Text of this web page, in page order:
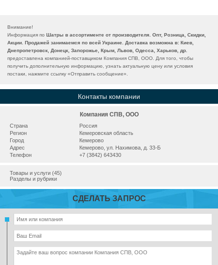
Внимание!
Информация по Шатры в ассортименте от производителя. Опт, Розница, Скидки,
Акции. Продажей занимаемся по всей Украине. Доставка возможна в: Киев,
Днепропетровск, Донецк, Запорожье, Крым, Львов, Одесса, Харьков, др.
предоставлена компанией-поставщиком Компания СПВ, ООО. Для того, чтобы
получить дополнительную информацию, узнать актуальную цену или условия
постаки, нажмите ссылку «Отправить сообщение».
Контакты компании
Компания СПВ, ООО
Страна
Россия
Регион
Кемеровская область
Город
Кемерово
Адрес
Кемерово, ул. Нахимова, д. 33-Б
Телефон
+7 (3842) 643430
Товары и услуги (45)
Разделы и рубрики
СДЕЛАТЬ ЗАПРОС